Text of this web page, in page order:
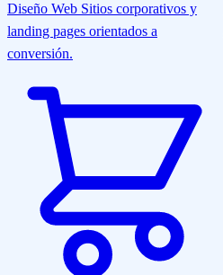
Diseño Web Sitios corporativos y
landing pages orientados a
conversión.